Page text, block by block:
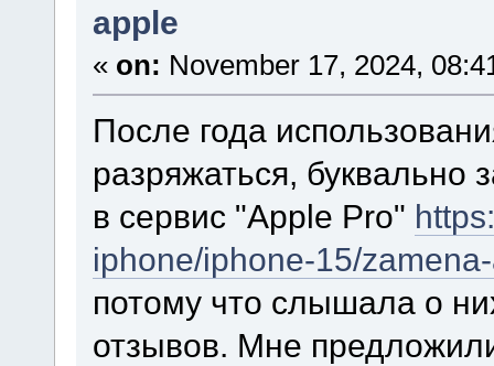
apple
« on: November 17, 2024,
После года
разряжаться, буквально
в сервис "Apple Pro"
iphone/iphone-15/
потому что слышала о
отзывов. Мне